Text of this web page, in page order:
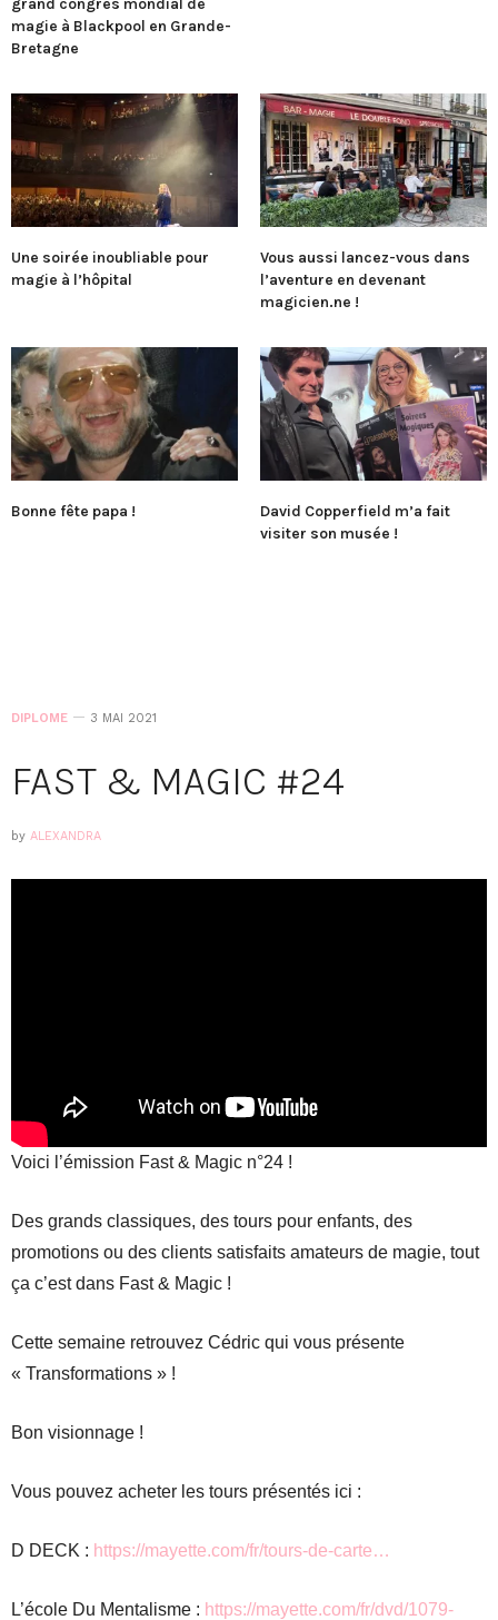
grand congrès mondial de
magie à Blackpool en Grande-
Bretagne
Une soirée inoubliable pour
magie à l’hôpital
Vous aussi lancez-vous dans
l’aventure en devenant
magicien.ne !
Bonne fête papa !
David Copperfield m’a fait
visiter son musée !
DIPLOME 3 MAI 2021
FAST & MAGIC #24
by ALEXANDRA
Voici l’émission Fast & Magic n°24 !
Des grands classiques, des tours pour enfants, des
promotions ou des clients satisfaits amateurs de magie, tout
ça c’est dans Fast & Magic !
Cette semaine retrouvez Cédric qui vous présente
« Transformations » !
Bon visionnage !
Vous pouvez acheter les tours présentés ici :
D DECK : https://mayette.com/fr/tours-de-carte…
L’école Du Mentalisme : https://mayette.com/fr/dvd/1079-